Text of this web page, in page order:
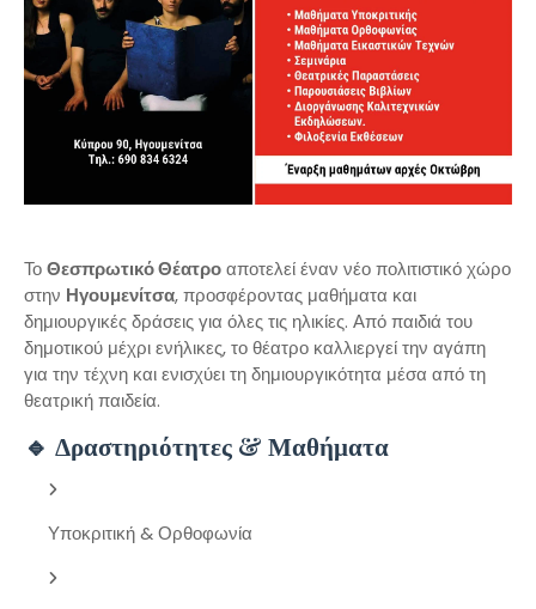
ΤοΘεσπρωτικό Θέατροαποτελεί έναν νέο πολιτιστικό χώρο
στην Ηγουμενίτσα, προσφέροντας μαθήματα και
δημιουργικές δράσεις για όλες τις ηλικίες. Από παιδιά του
δημοτικού μέχρι ενήλικες, το θέατρο καλλιεργεί την αγάπη
για την τέχνη και ενισχύει τη δημιουργικότητα μέσα από τη
θεατρική παιδεία.
🔹 Δραστηριότητες & Μαθήματα
Υποκριτική & Ορθοφωνία